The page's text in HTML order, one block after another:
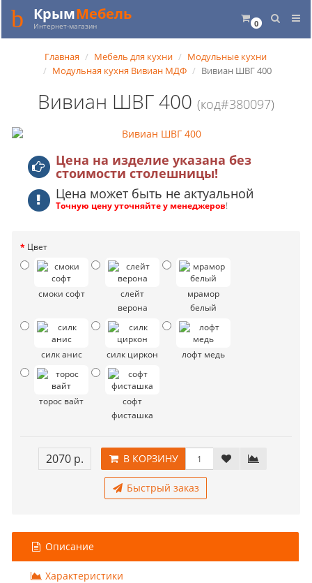
0
КрымМебель
Интернет-магазин
Главная Мебель для кухни
Модульные кухни
Модульная кухня Вивиан МДФ
Вивиан ШВГ 400
Вивиан ШВГ 400 (код#380097)
Цена на изделие указана без
стоимости столешницы!
Цена может быть не актуальной
Точную цену уточняйте у менеджеров!
Цвет
смоки софт
слейт
верона
мрамор
белый
силк анис силк циркон лофт медь
торос вайт
софт
фисташка
2070 р. В КОРЗИНУ
Быстрый заказ
Описание
Характеристики